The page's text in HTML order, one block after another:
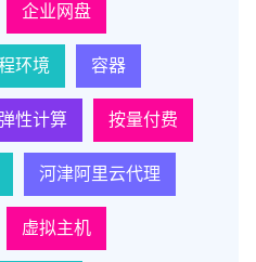
企业网盘
环境 容器
弹性计算 按量付费
河津阿里云代理
虚拟主机